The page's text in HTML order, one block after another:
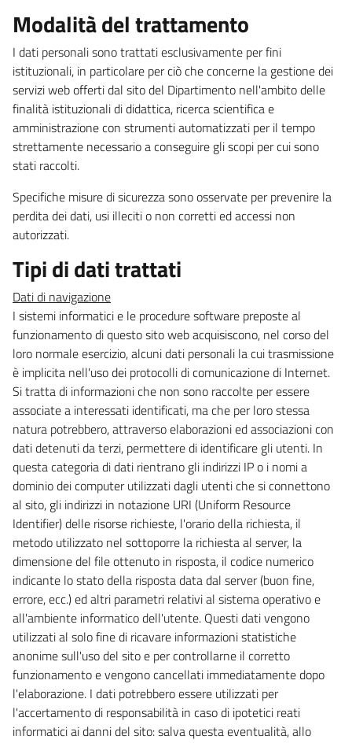
Modalità del trattamento
I dati personali sono trattati esclusivamente per fini
istituzionali, in particolare per ciò che concerne la gestione dei
servizi web offerti dal sito del Dipartimento nell'ambito delle
finalità istituzionali di didattica, ricerca scientifica e
amministrazione con strumenti automatizzati per il tempo
strettamente necessario a conseguire gli scopi per cui sono
stati raccolti.
Specifiche misure di sicurezza sono osservate per prevenire la
perdita dei dati, usi illeciti o non corretti ed accessi non
autorizzati.
Tipi di dati trattati
Dati di navigazione
I sistemi informatici e le procedure software preposte al
funzionamento di questo sito web acquisiscono, nel corso del
loro normale esercizio, alcuni dati personali la cui trasmissione
è implicita nell'uso dei protocolli di comunicazione di Internet.
Si tratta di informazioni che non sono raccolte per essere
associate a interessati identificati, ma che per loro stessa
natura potrebbero, attraverso elaborazioni ed associazioni con
dati detenuti da terzi, permettere di identificare gli utenti. In
questa categoria di dati rientrano gli indirizzi IP o i nomi a
dominio dei computer utilizzati dagli utenti che si connettono
al sito, gli indirizzi in notazione URI (Uniform Resource
Identifier) delle risorse richieste, l'orario della richiesta, il
metodo utilizzato nel sottoporre la richiesta al server, la
dimensione del file ottenuto in risposta, il codice numerico
indicante lo stato della risposta data dal server (buon fine,
errore, ecc.) ed altri parametri relativi al sistema operativo e
all'ambiente informatico dell'utente. Questi dati vengono
utilizzati al solo fine di ricavare informazioni statistiche
anonime sull'uso del sito e per controllarne il corretto
funzionamento e vengono cancellati immediatamente dopo
l'elaborazione. I dati potrebbero essere utilizzati per
l'accertamento di responsabilità in caso di ipotetici reati
informatici ai danni del sito: salva questa eventualità, allo